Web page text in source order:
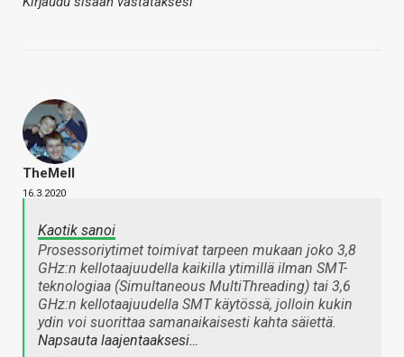
TheMeII
16.3.2020
Kaotik sanoi
Prosessoriytimet toimivat tarpeen mukaan joko 3,8
GHz:n kellotaajuudella kaikilla ytimillä ilman SMT-
teknologiaa (Simultaneous MultiThreading) tai 3,6
GHz:n kellotaajuudella SMT käytössä, jolloin kukin
ydin voi suorittaa samanaikaisesti kahta säiettä.
Napsauta laajentaaksesi…